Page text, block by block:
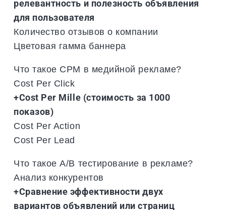
релевантность и полезность объявления
для пользователя
Количество отзывов о компании
Цветовая гамма баннера
Что такое CPM в медийной рекламе?
Cost Per Click
+Cost Per Mille (стоимость за 1000
показов)
Cost Per Action
Cost Per Lead
Что такое A/B тестирование в рекламе?
Анализ конкурентов
+Сравнение эффективности двух
вариантов объявлений или страниц